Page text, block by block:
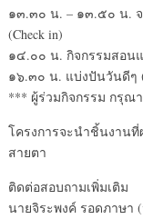
๑๓.๓๐ น. – ๑๓.๕๐ น. จ
(Check in)
๑๔.๐๐ น. กิจกรรมสอน
๑๖.๓๐ น. แบ่งปันวันดีๆ
*** ผู้ร่วมกิจกรรม กรุณ
โครงการจะนำชิ้นงาน
สายตา
ติดต่อสอบถามเพิ่มเติม
นายจิระพงค์ รอดภาษา